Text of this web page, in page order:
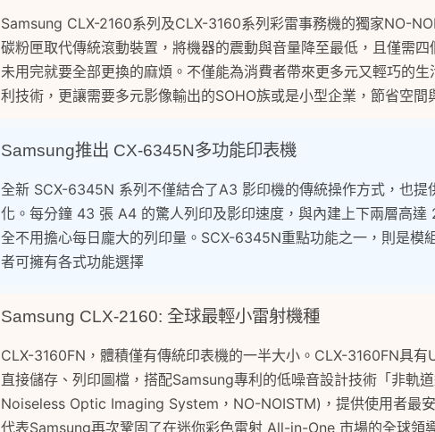
Samsung CLX-2160系列及CLX-3160系列彩雷事務機的獨家NO-
碳粉匣取代傳統滾動裝置，將機器的震動與音量降至最低，且僅需
未用完就要全部更換的麻煩。不僅能為消費者帶來更多元又輕巧的
利技術，更讓需要多元影像輸出的SOHO族或是小型企業，節省空間
Samsung推出 CX-6345N多功能印表機
全新 SCX-6345N 系列不僅結合了A3 影印機的傳統操作方式，也提
化。每分鐘 43 張 A4 的驚人列印及影印速度，與內建上下兩層高
全不用擔心每日龐大的列印量。SCX-6345N重點功能之一，則是模
者可擁有各式功能選擇
Samsung CLX-2160: 全球最輕小雷射機種
CLX-3160FN，體積僅有傳統印表機的一半大小。CLX-3160FN具
直接儲存、列印圖檔，搭配Samsung專利的低噪音設計技術「非軌
Noiseless Optic Imaging System，NO-NOISTM)，提供使用者最
代表Samsung再次鞏固了在迷你彩色雷射 All-in-One 市場的全球領